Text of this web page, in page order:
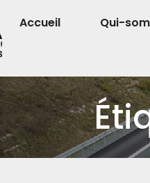
Accueil Qui-